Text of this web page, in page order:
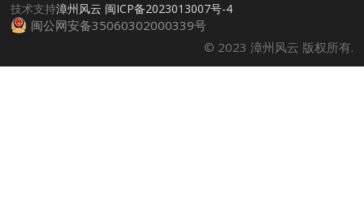
技术支持漳州风云 闽ICP备2023013007号-4
闽公网安备35060302000339号
© 2023 漳州风云 版权所有.